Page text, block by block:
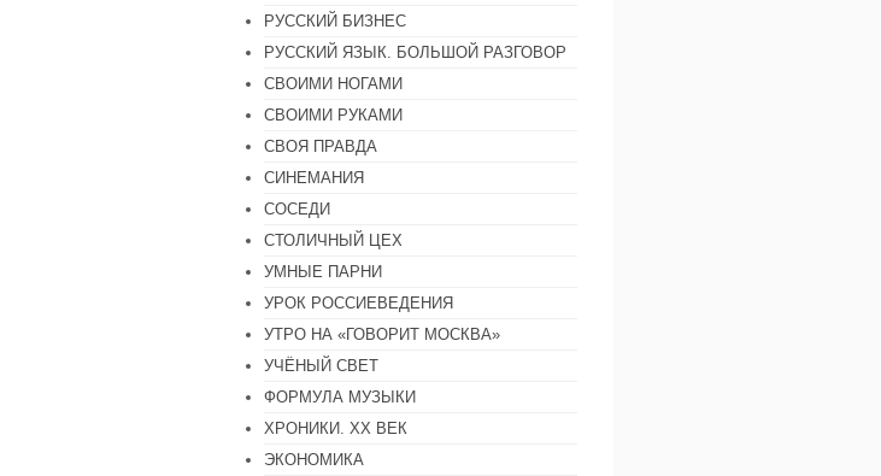
РУССКИЙ БИЗНЕС
РУССКИЙ ЯЗЫК. БОЛЬШОЙ РАЗГОВОР
СВОИМИ НОГАМИ
СВОИМИ РУКАМИ
СВОЯ ПРАВДА
СИНЕМАНИЯ
СОСЕДИ
СТОЛИЧНЫЙ ЦЕХ
УМНЫЕ ПАРНИ
УРОК РОССИЕВЕДЕНИЯ
УТРО НА «ГОВОРИТ МОСКВА»
УЧЁНЫЙ СВЕТ
ФОРМУЛА МУЗЫКИ
ХРОНИКИ. ХХ ВЕК
ЭКОНОМИКА